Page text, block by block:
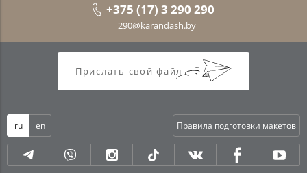
+375 (17) 3 290 290
290@karandash.by
Прислать свой файл
ru en Правила подготовки макетов